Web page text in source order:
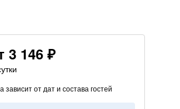
3 146 ₽
зависит от дат и состава гостей